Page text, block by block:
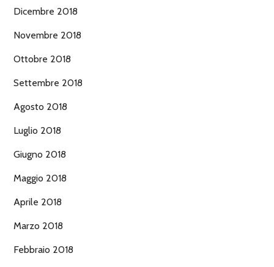
Dicembre 2018
Novembre 2018
Ottobre 2018
Settembre 2018
Agosto 2018
Luglio 2018
Giugno 2018
Maggio 2018
Aprile 2018
Marzo 2018
Febbraio 2018